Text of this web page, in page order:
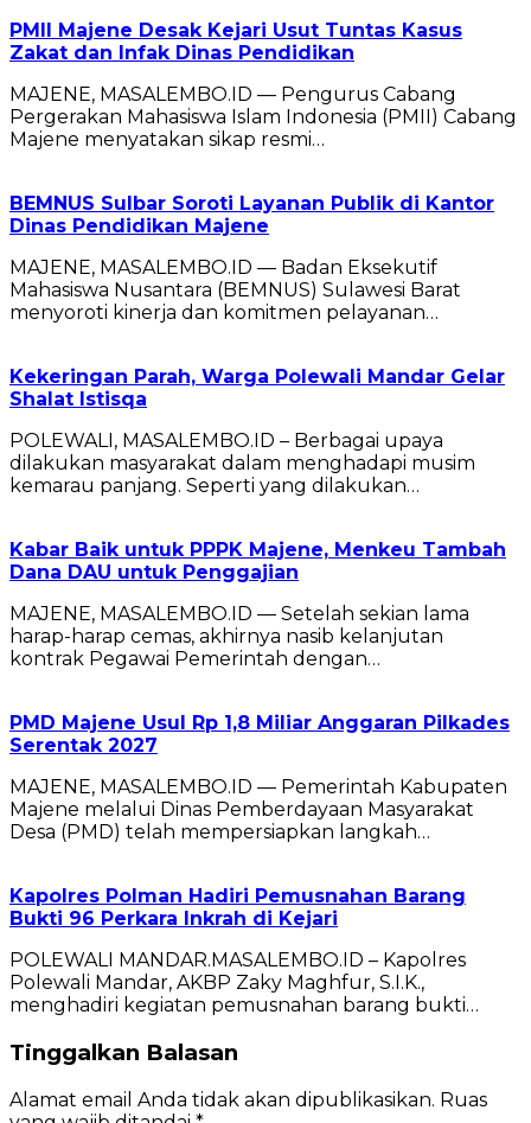
PMII Majene Desak Kejari Usut Tuntas Kasus
Zakat dan Infak Dinas Pendidikan
MAJENE, MASALEMBO.ID — Pengurus Cabang
Pergerakan Mahasiswa Islam Indonesia (PMII) Cabang
Majene menyatakan sikap resmi…
BEMNUS Sulbar Soroti Layanan Publik di Kantor
Dinas Pendidikan Majene
MAJENE, MASALEMBO.ID — Badan Eksekutif
Mahasiswa Nusantara (BEMNUS) Sulawesi Barat
menyoroti kinerja dan komitmen pelayanan…
Kekeringan Parah, Warga Polewali Mandar Gelar
Shalat Istisqa
POLEWALI, MASALEMBO.ID – Berbagai upaya
dilakukan masyarakat dalam menghadapi musim
kemarau panjang. Seperti yang dilakukan…
Kabar Baik untuk PPPK Majene, Menkeu Tambah
Dana DAU untuk Penggajian
MAJENE, MASALEMBO.ID — Setelah sekian lama
harap-harap cemas, akhirnya nasib kelanjutan
kontrak Pegawai Pemerintah dengan…
PMD Majene Usul Rp 1,8 Miliar Anggaran Pilkades
Serentak 2027
MAJENE, MASALEMBO.ID — Pemerintah Kabupaten
Majene melalui Dinas Pemberdayaan Masyarakat
Desa (PMD) telah mempersiapkan langkah…
Kapolres Polman Hadiri Pemusnahan Barang
Bukti 96 Perkara Inkrah di Kejari
POLEWALI MANDAR.MASALEMBO.ID – Kapolres
Polewali Mandar, AKBP Zaky Maghfur, S.I.K.,
menghadiri kegiatan pemusnahan barang bukti…
Tinggalkan Balasan
Alamat email Anda tidak akan dipublikasikan. Ruas